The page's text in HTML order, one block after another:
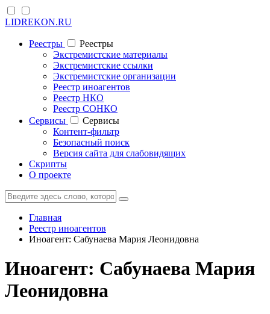
LIDREKON.RU
Реестры
Реестры
Экстремистские материалы
Экстремистские ссылки
Экстремистские организации
Реестр иноагентов
Реестр НКО
Реестр СОНКО
Cервисы
Cервисы
Контент-фильтр
Безопасный поиск
Версия сайта для слабовидящих
Скрипты
О проекте
Главная
Реестр иноагентов
Иноагент: Сабунаева Мария Леонидовна
Иноагент: Сабунаева Мария
Леонидовна